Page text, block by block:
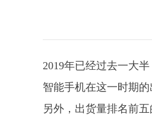
2019年已经过去一大
智能手机在这一时期的
另外，出货量排名前